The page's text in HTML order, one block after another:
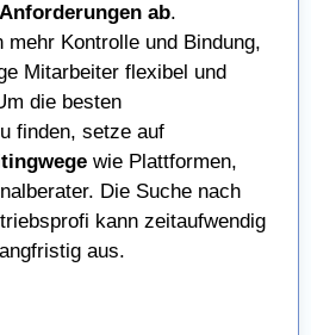
ab.
mehr Kontrolle und Bindung,
Mitarbeiter flexibel und
die besten
finden, setze auf
wie Plattformen,
Die Suche nach
kann zeitaufwendig
aus.